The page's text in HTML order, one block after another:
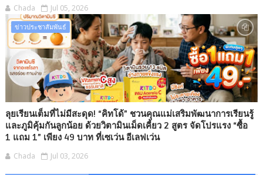
Chada Jul 05, 2026
ข่าวประชาสัมพันธ์
ลุยเรียนเต็มที่ไม่มีสะดุด! “คิทโด้” ชวนคุณแม่เสริมพัฒนาการเรียนรู้
และภูมิคุ้มกันลูกน้อย ด้วยวิตามินเม็ดเคี้ยว 2 สูตร จัดโปรแรง “ซื้อ
1 แถม 1” เพียง 49 บาท ที่เซเว่น อีเลฟเว่น
Chada Jul 03, 2026